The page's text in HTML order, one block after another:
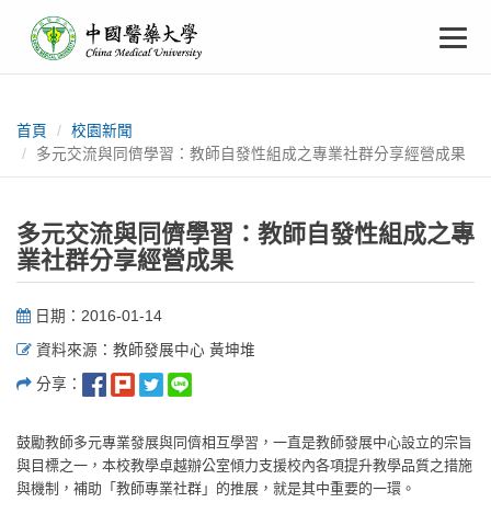
要
中
國
醫
藥
大
學
首頁
校園新聞
多元交流與同儕學習：教師自發性組成之專業社群分享經營成果
多元交流與同儕學習：教師自發性組成之專
業社群分享經營成果
日期：2016-01-14
資料來源：教師發展中心 黃坤堆
分享：
鼓勵教師多元專業發展與同儕相互學習，一直是教師發展中心設立的宗旨
與目標之一，本校教學卓越辦公室傾力支援校內各項提升教學品質之措施
與機制，補助「教師專業社群」的推展，就是其中重要的一環。